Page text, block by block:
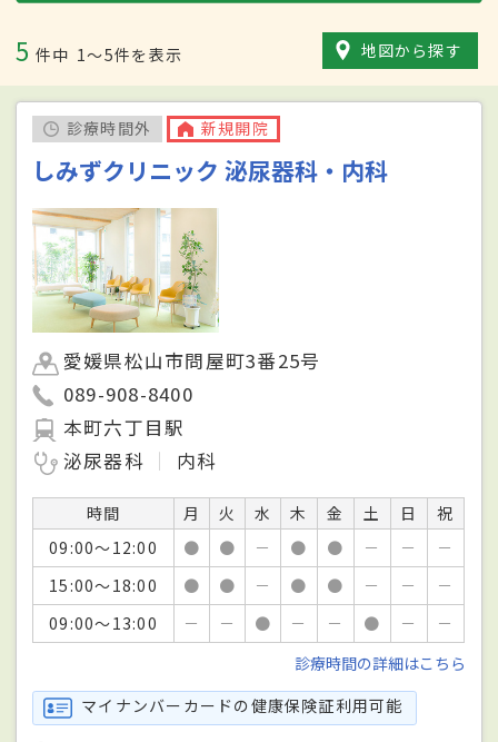
5 件中 1〜5件を表示 地図から探す
診療時間外 新規開院
しみずクリニック 泌尿器科・内科
愛媛県松山市問屋町3番25号
089-908-8400
本町六丁目駅
泌尿器科
内科
時間 月 火 水 木 金 土 日
祝
09:00～12:00
● ● － ● ● － －
－
15:00～18:00
● ● － ● ● － －
－
09:00～13:00
－ － ● － － ● －
－
診療時間の詳細はこちら
マイナンバーカードの健康保険証利用可能